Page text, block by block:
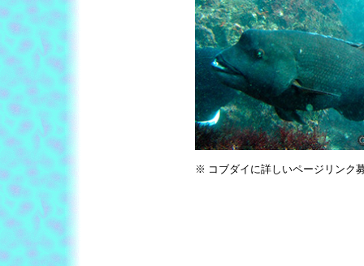
※ コブダイに詳しいページリンク